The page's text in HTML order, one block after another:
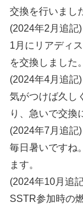
交換を行いまし
(2024年2月追記)
1月にリアディ
を交換しました。
(2024年4月追記)
気がつけば久し
り、急いで交換
(2024年7月追記)
毎日暑いですね
ます。
(2024年10月追
SSTR参加時の